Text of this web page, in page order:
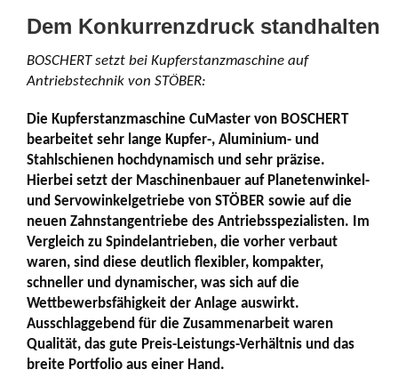
Dem Konkurrenzdruck standhalten
BOSCHERT setzt bei Kupferstanzmaschine auf
Antriebstechnik von STÖBER:
Die Kupferstanzmaschine CuMaster von BOSCHERT
bearbeitet sehr lange Kupfer-, Aluminium- und
Stahlschienen hochdynamisch und sehr präzise.
Hierbei setzt der Maschinenbauer auf Planetenwinkel-
und Servowinkelgetriebe von STÖBER sowie auf die
neuen Zahnstangentriebe des Antriebsspezialisten. Im
Vergleich zu Spindelantrieben, die vorher verbaut
waren, sind diese deutlich flexibler, kompakter,
schneller und dynamischer, was sich auf die
Wettbewerbsfähigkeit der Anlage auswirkt.
Ausschlaggebend für die Zusammenarbeit waren
Qualität, das gute Preis-Leistungs-Verhältnis und das
breite Portfolio aus einer Hand.